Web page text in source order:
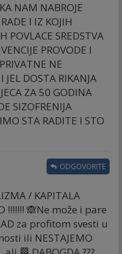
NAM NABROJE
I IZ KOJIH
POVLACE SREDSTVA
PROVODE I
NE
JEL DOSTA RIKANJA
ZA 50 GODINA
SIZOFRENIJA
STA RADITE I STO
/ KAPITALA
!!!!!!! 🙈Ne može i pare
za profitom svesti u
ili NESTAJEMO
ODGOVORITE